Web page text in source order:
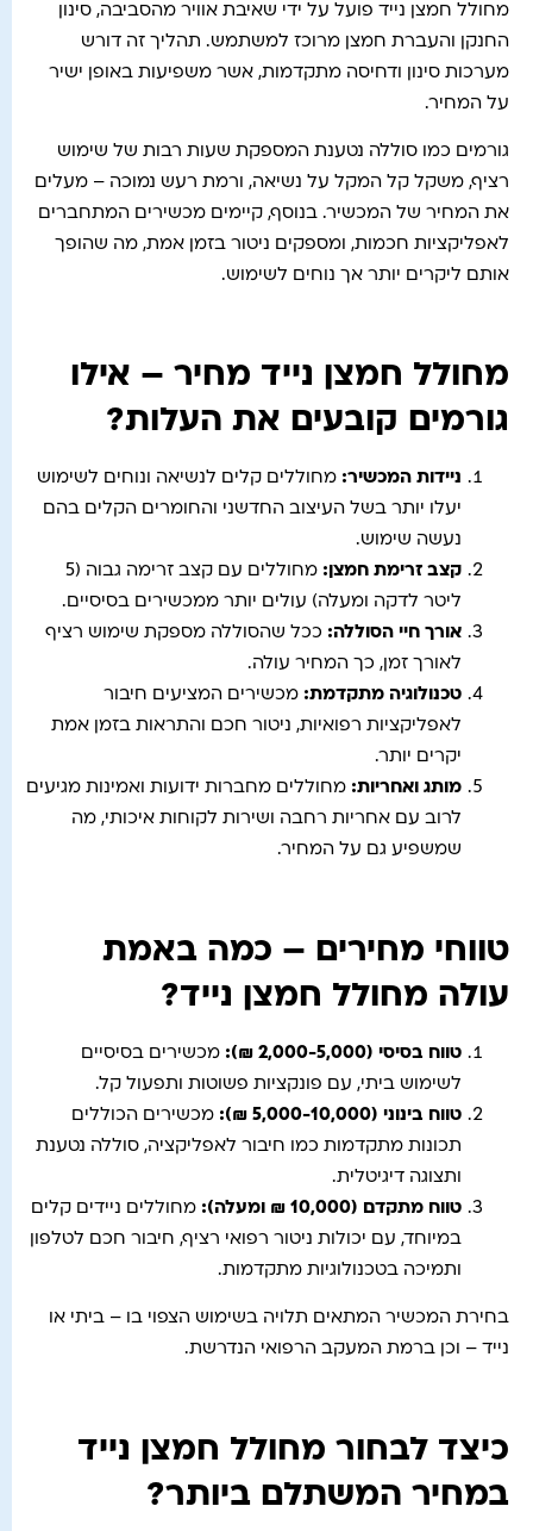
מחולל חמצן נייד פועל על ידי שאיבת אוויר מהסביבה, סינון
החנקן והעברת חמצן מרוכז למשתמש. תהליך זה דורש
מערכות סינון ודחיסה מתקדמות, אשר משפיעות באופן ישיר
על המחיר.
גורמים כמו סוללה נטענת המספקת שעות רבות של שימוש
רציף, משקל קל המקל על נשיאה, ורמת רעש נמוכה – מעלים
את המחיר של המכשיר. בנוסף, קיימים מכשירים המתחברים
לאפליקציות חכמות, ומספקים ניטור בזמן אמת, מה שהופך
אותם ליקרים יותר אך נוחים לשימוש.
מחולל חמצן נייד מחיר – אילו
גורמים קובעים את העלות?
ניידות המכשיר: מחוללים קלים לנשיאה ונוחים לשימוש
יעלו יותר בשל העיצוב החדשני והחומרים הקלים בהם
נעשה שימוש.
קצב זרימת חמצן :
מחוללים עם קצב זרימה גבוה (5
ליטר לדקה ומעלה) עולים יותר ממכשירים בסיסיים.
אורך חיי הסוללה: ככל שהסוללה מספקת שימוש רציף
לאורך זמן, כך המחיר עולה.
טכנולוגיה מתקדמת: מכשירים המציעים חיבור
לאפליקציות רפואיות, ניטור חכם והתראות בזמן אמת
יקרים יותר.
מותג ואחריות: מחוללים מחברות ידועות ואמינות מגיעים
לרוב עם אחריות רחבה ושירות לקוחות איכותי, מה
שמשפיע גם על המחיר.
טווחי מחירים – כמה באמת
עולה מחולל חמצן נייד?
טווח בסיסי (2,000-5,000
₪
): מכשירים בסיסיים
לשימוש ביתי, עם פונקציות פשוטות ותפעול קל.
טווח בינוני (5,000-10,000
₪
): מכשירים הכוללים
תכונות מתקדמות כמו חיבור לאפליקציה, סוללה נטענת
ותצוגה דיגיטלית.
טווח מתקדם (10,000 ₪ ומעלה)
: מחוללים ניידים קלים
במיוחד, עם יכולות ניטור רפואי רציף, חיבור חכם לטלפון
ותמיכה בטכנולוגיות מתקדמות.
בחירת המכשיר המתאים תלויה בשימוש הצפוי בו – ביתי או
נייד – וכן ברמת המעקב הרפואי הנדרשת.
כיצד לבחור מחולל חמצן נייד
במחיר המשתלם ביותר?